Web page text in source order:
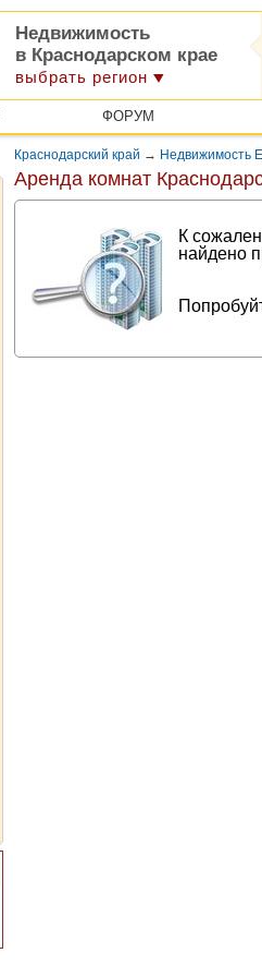
Недвижимость
в Краснодарском крае
выбрать регион
ФОРУМ
Краснодарский край → Недвижимость
Аренда комнат
К
найдено